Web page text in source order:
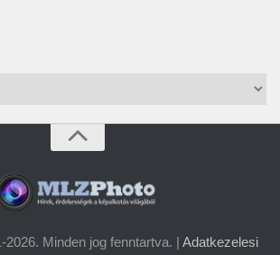
2026. Minden jog fenntartva. | Adatkezelesi